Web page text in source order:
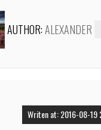
AUTHOR:ALEXANDER
Writen at: 2016-08-19